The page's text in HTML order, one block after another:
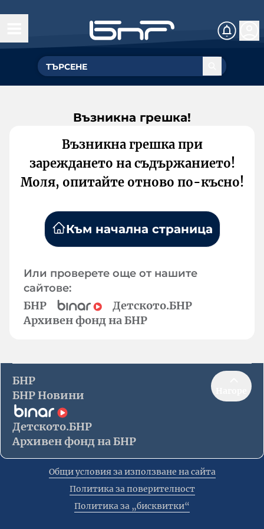
Възникна грешка!
Възникна грешка при
зареждането на съдържанието!
Моля, опитайте отново по-късно!
Към начална страница
Или проверете още от нашите
сайтове:
БНР
Детското.БНР
Архивен фонд на БНР
БНР
БНР Новини
Детското.БНР
Архивен фонд на БНР
Общи условия за използване на сайта
Политика за поверителност
Политика за „бисквитки“